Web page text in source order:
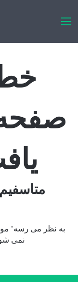
به نظر می رسه’
نمی